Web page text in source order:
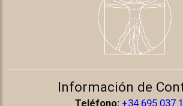
Información de
Teléfono: +34 695 037